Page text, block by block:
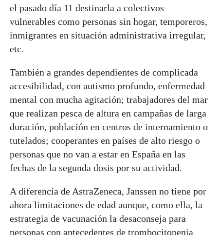
el pasado día 11 destinarla a colectivos
vulnerables como personas sin hogar, temporeros,
inmigrantes en situación administrativa irregular,
etc.
También a grandes dependientes de complicada
accesibilidad, con autismo profundo, enfermedad
mental con mucha agitación; trabajadores del mar
que realizan pesca de altura en campañas de larga
duración, población en centros de internamiento o
tutelados; cooperantes en países de alto riesgo o
personas que no van a estar en España en las
fechas de la segunda dosis por su actividad.
A diferencia de AstraZeneca, Janssen no tiene por
ahora limitaciones de edad aunque, como ella, la
estrategia de vacunación la desaconseja para
personas con antecedentes de trombocitopenia